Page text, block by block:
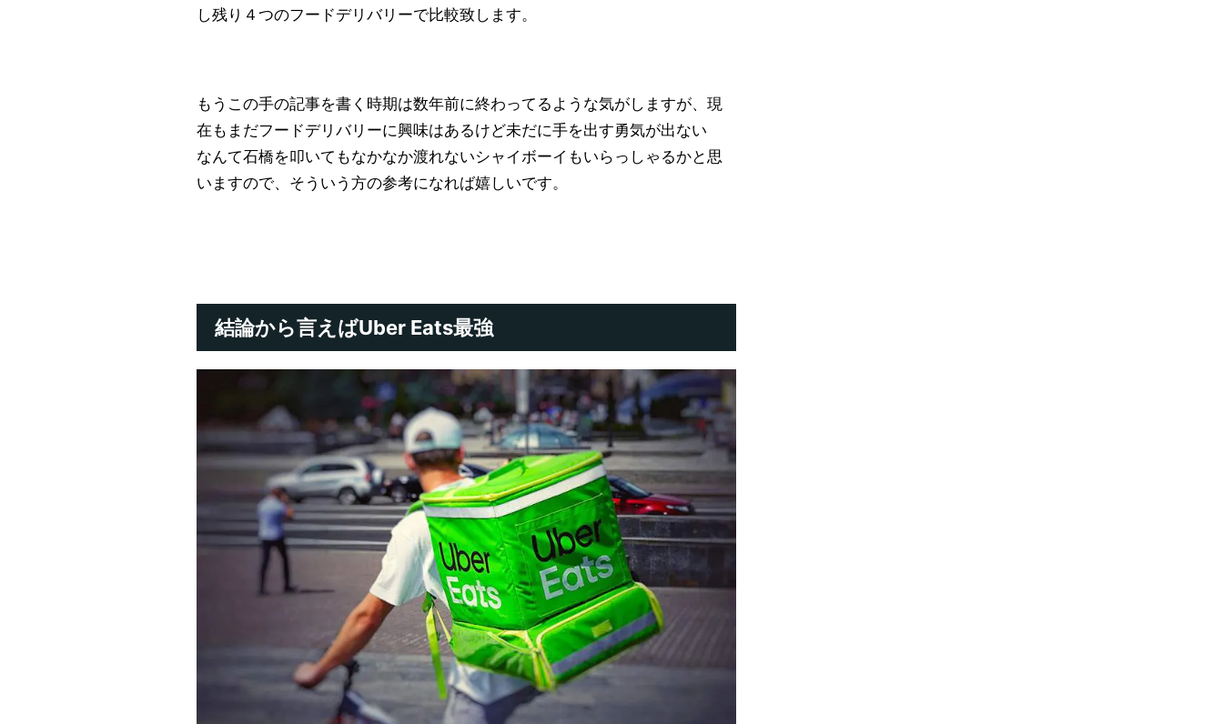
し残り４つのフードデリバリーで比較致します。
もうこの手の記事を書く時期は数年前に終わってるような気がしますが、現
在もまだフードデリバリーに興味はあるけど未だに手を出す勇気が出ない
なんて石橋を叩いてもなかなか渡れないシャイボーイもいらっしゃるかと思
いますので、そういう方の参考になれば嬉しいです。
結論から言えばUber Eats最強